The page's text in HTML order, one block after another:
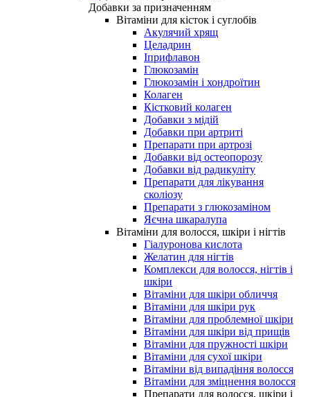
Добавки за призначенням
Вітаміни для кісток і суглобів
Акулячий хрящ
Целадрин
Іприфлавон
Глюкозамін
Глюкозамін і хондроїтин
Колаген
Кістковий колаген
Добавки з мідій
Добавки при артриті
Препарати при артрозі
Добавки від остеопорозу
Добавки від радикуліту
Препарати для лікування
сколіозу
Препарати з глюкозаміном
Яєчна шкаралупа
Вітаміни для волосся, шкіри і нігтів
Гіалуронова кислота
Желатин для нігтів
Комплекси для волосся, нігтів і
шкіри
Вітаміни для шкіри обличчя
Вітаміни для шкіри рук
Вітаміни для проблемної шкіри
Вітаміни для шкіри від прищів
Вітаміни для пружності шкіри
Вітаміни для сухої шкіри
Вітаміни від випадіння волосся
Вітаміни для зміцнення волосся
Препарати для волосся, шкіри і